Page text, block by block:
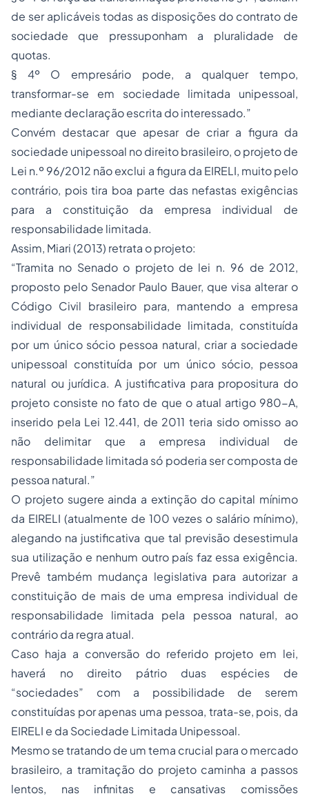
de ser aplicáveis todas as disposições do contrato de
sociedade que pressuponham a pluralidade de
quotas.
§ 4º O empresário pode, a qualquer tempo,
transformar-se em sociedade limitada unipessoal,
mediante declaração escrita do interessado.”
Convém destacar que apesar de criar a figura da
sociedade unipessoal no direito brasileiro, o projeto de
Lei n.º 96/2012 não exclui a figura da EIRELI, muito pelo
contrário, pois tira boa parte das nefastas exigências
para a constituição da empresa individual de
responsabilidade limitada.
Assim, Miari (2013) retrata o projeto:
“Tramita no Senado o projeto de lei n. 96 de 2012,
proposto pelo Senador Paulo Bauer, que visa alterar o
Código Civil brasileiro para, mantendo a empresa
individual de responsabilidade limitada, constituída
por um único sócio pessoa natural, criar a sociedade
unipessoal constituída por um único sócio, pessoa
natural ou jurídica. A justificativa para propositura do
projeto consiste no fato de que o atual artigo 980-A,
inserido pela Lei 12.441, de 2011 teria sido omisso ao
não delimitar que a empresa individual de
responsabilidade limitada só poderia ser composta de
pessoa natural.”
O projeto sugere ainda a extinção do capital mínimo
da EIRELI (atualmente de 100 vezes o salário mínimo),
alegando na justificativa que tal previsão desestimula
sua utilização e nenhum outro país faz essa exigência.
Prevê também mudança legislativa para autorizar a
constituição de mais de uma empresa individual de
responsabilidade limitada pela pessoa natural, ao
contrário da regra atual.
Caso haja a conversão do referido projeto em lei,
haverá no direito pátrio duas espécies de
“sociedades” com a possibilidade de serem
constituídas por apenas uma pessoa, trata-se, pois, da
EIRELI e da Sociedade Limitada Unipessoal.
Mesmo se tratando de um tema crucial para o mercado
brasileiro, a tramitação do projeto caminha a passos
lentos, nas infinitas e cansativas comissões